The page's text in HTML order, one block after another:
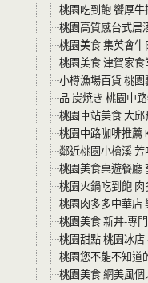
桃園吃到飽 饗厚
桃園高質感台式居
桃園美食 集英會
桃園美食 津賀家
小樽漁場百貨 桃
品 炭焼き 桃園中
桃園車站美食 大
桃園中路咖啡推薦
鄰近桃園小檜溪
桃園美食桌遊餐廳
桃園火鍋吃到飽
桃園肉多多中華店
桃園美食 新丼-專
桃園甜點 桃園冰
桃園您不能不知道
桃園美食 網美風